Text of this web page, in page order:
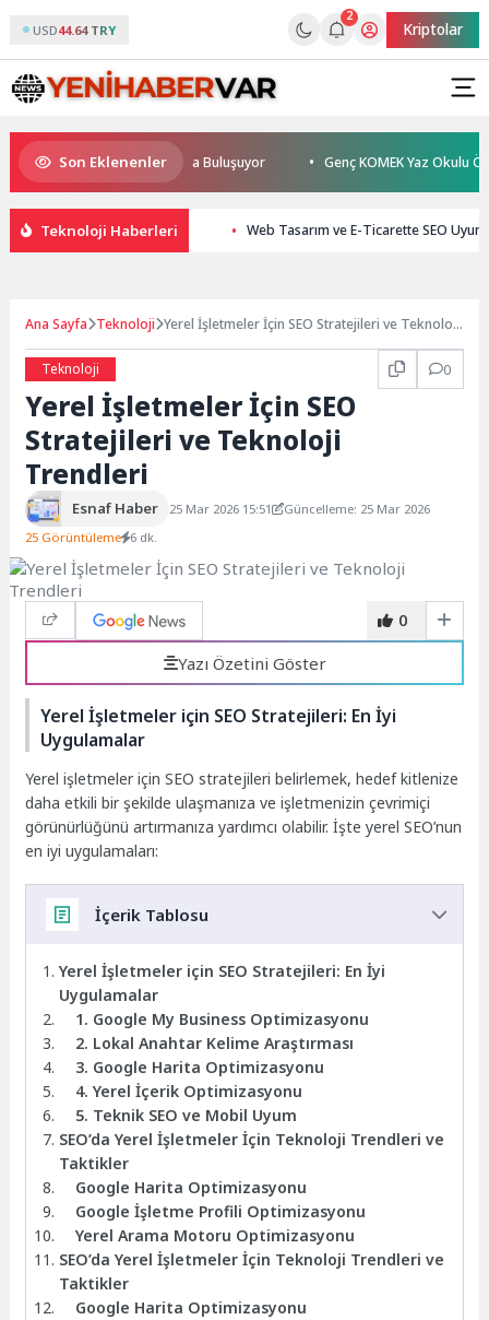
USD44.64 TRY
2
Kriptolar
Son Eklenenler
TESAK’ta Okurlarıyla Buluşuyor Genç KOMEK Yaz Okulu
Teknoloji Haberleri Web Tasarım ve E-Ticarette SEO
Ana Sayfa Teknoloji Yerel İşletmeler İçin SEO Stratejileri ve Teknoloji
Teknoloji
0
Yerel İşletmeler İçin SEO
Stratejileri ve Teknoloji
Trendleri
Esnaf Haber 25 Mar 2026 15:51
Güncelleme: 25 Mar 2026
25 Görüntüleme 6 dk.
0
Yazı Özetini Göster
Yerel İşletmeler için SEO Stratejileri: En İyi
Uygulamalar
Yerel işletmeler için SEO stratejileri belirlemek, hedef kitlenize
daha etkili bir şekilde ulaşmanıza ve işletmenizin çevrimiçi
görünürlüğünü artırmanıza yardımcı olabilir. İşte yerel SEO’nun
en iyi uygulamaları:
İçerik Tablosu
Yerel İşletmeler için SEO Stratejileri: En İyi
Uygulamalar
1. Google My Business Optimizasyonu
2. Lokal Anahtar Kelime Araştırması
3. Google Harita Optimizasyonu
4. Yerel İçerik Optimizasyonu
5. Teknik SEO ve Mobil Uyum
SEO’da Yerel İşletmeler İçin Teknoloji Trendleri ve
Taktikler
Google Harita Optimizasyonu
Google İşletme Profili Optimizasyonu
Yerel Arama Motoru Optimizasyonu
SEO’da Yerel İşletmeler İçin Teknoloji Trendleri ve
Taktikler
Google Harita Optimizasyonu